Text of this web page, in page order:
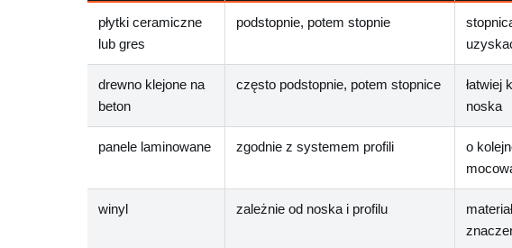
płytki ceramiczne
lub gres
podstopnie, potem stopnie
drewno klejone na
beton
często podstopnie, potem stopnice
łatwiej
noska
panele laminowane zgodnie z systemem profili
o
winyl zależnie od noska i profilu